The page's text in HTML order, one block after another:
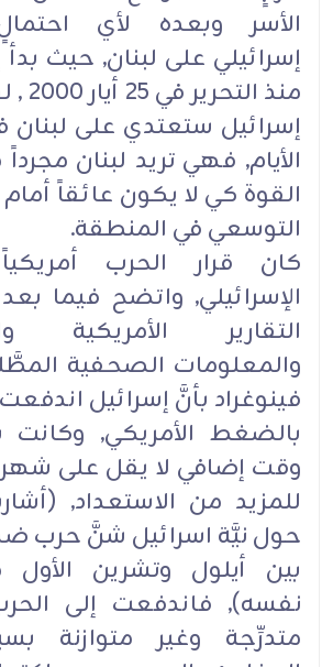
الأسر وبعده لأي
إسرائيلي على لبنان, حيث
منذ
إسرائيل ستعتدي على
الأيام, فهي تريد لبنان
القوة كي لا يكون عائقاً
التوسعي في المنطقة.
كان قرار الحرب أمريكياً
الإسرائيلي, واتضح فيما
التقارير الأمريكية
والمعلومات الصحفية
فينوغراد بأنَّ إسرائيل
بالضغط الأمريكي, وكانت
وقت إضافي لا يقل على
للمزيد من الاستعداد,
حول نيَّة اسرائيل شنَّ حرب
بين أيلول وتشرين
نفسه), فاندفعت إلى
متدرِّجة وغير متوازنة